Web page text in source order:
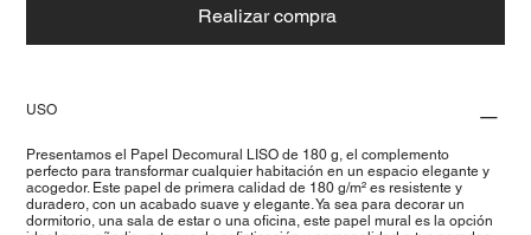
Realizar compra
USO
Presentamos el Papel Decomural LISO de 180 g, el complemento
perfecto para transformar cualquier habitación en un espacio elegante y
acogedor. Este papel de primera calidad de 180 g/m² es resistente y
duradero, con un acabado suave y elegante. Ya sea para decorar un
dormitorio, una sala de estar o una oficina, este papel mural es la opción